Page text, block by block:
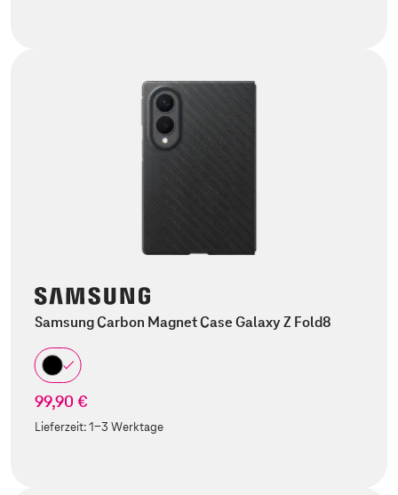
Samsung Carbon Magnet Case Galaxy Z Fold8
99,90 €
Lieferzeit:1-3 Werktage